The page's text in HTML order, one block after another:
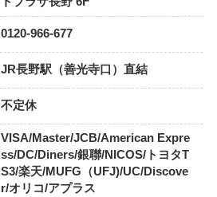
0120-966-677
JR長野駅（善光寺口）直結
不定休
VISA/Master/JCB/American Expre
ss/DC/Diners/銀聯/NICOS/トヨタT
S3/楽天/MUFG（UFJ)/UC/Discove
r/オリコ/アプラス